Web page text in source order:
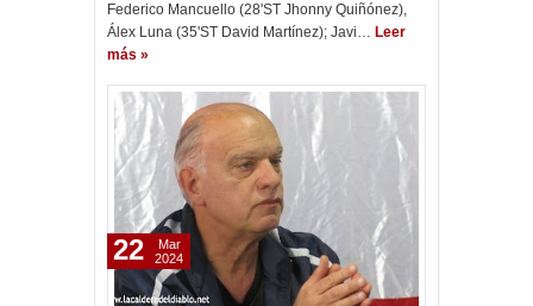
Federico Mancuello (28'ST Jhonny Quiñónez),
Álex Luna (35'ST David Martínez); Javi… Leer
más »
22
Mar
2024